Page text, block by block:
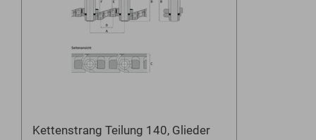
Kettenstrang Teilung 140, Glieder